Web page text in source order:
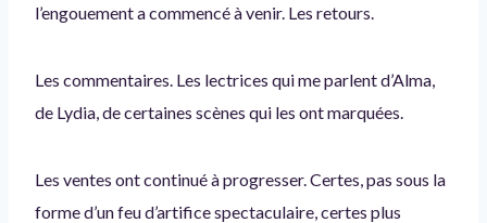
l’engouement a commencé à venir. Les retours.
Les commentaires. Les lectrices qui me parlent d’Alma,
de Lydia, de certaines scènes qui les ont marquées.
Les ventes ont continué à progresser. Certes, pas sous la
forme d’un feu d’artifice spectaculaire, certes plus